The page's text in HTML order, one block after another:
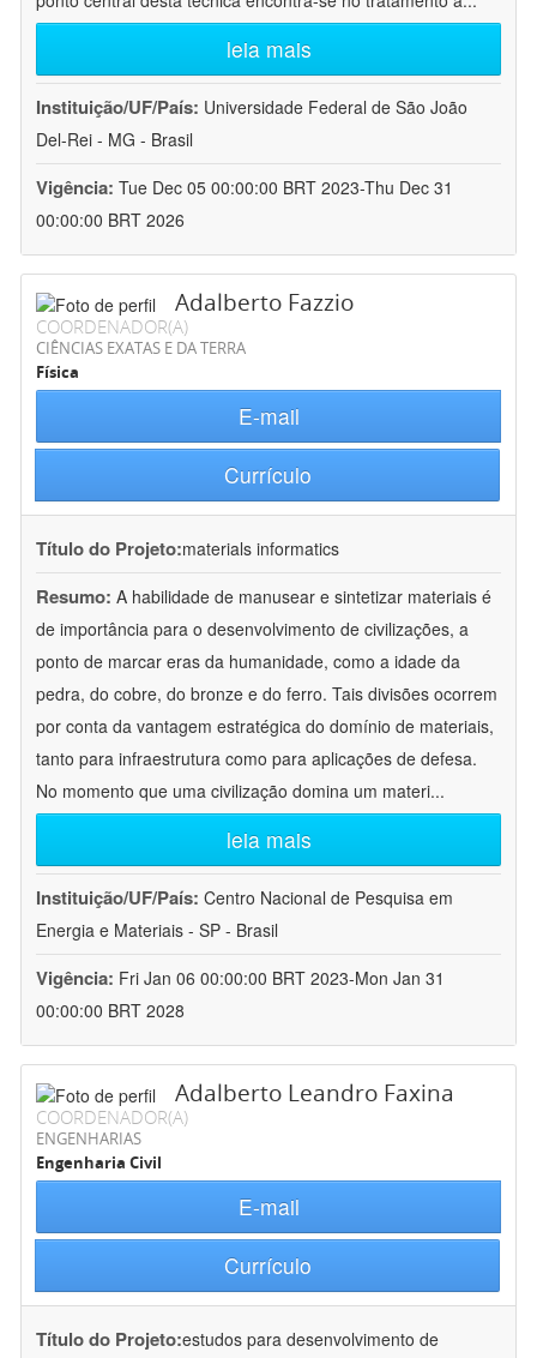
leia mais
Instituição/UF/País: Universidade Federal de São João
Del-Rei - MG - Brasil
Vigência: Tue Dec 05 00:00:00 BRT 2023-Thu Dec 31
00:00:00 BRT 2026
Adalberto Fazzio
COORDENADOR(A)
CIÊNCIAS EXATAS E DA TERRA
Física
E-mail
Currículo
Título do Projeto:materials informatics
Resumo: A habilidade de manusear e sintetizar materiais é
de importância para o desenvolvimento de civilizações, a
ponto de marcar eras da humanidade, como a idade da
pedra, do cobre, do bronze e do ferro. Tais divisões ocorrem
por conta da vantagem estratégica do domínio de materiais,
tanto para infraestrutura como para aplicações de defesa.
No momento que uma civilização domina um materi...
leia mais
Instituição/UF/País: Centro Nacional de Pesquisa em
Energia e Materiais - SP - Brasil
Vigência: Fri Jan 06 00:00:00 BRT 2023-Mon Jan 31
00:00:00 BRT 2028
Adalberto Leandro Faxina
COORDENADOR(A)
ENGENHARIAS
Engenharia Civil
E-mail
Currículo
Título do Projeto:estudos para desenvolvimento de